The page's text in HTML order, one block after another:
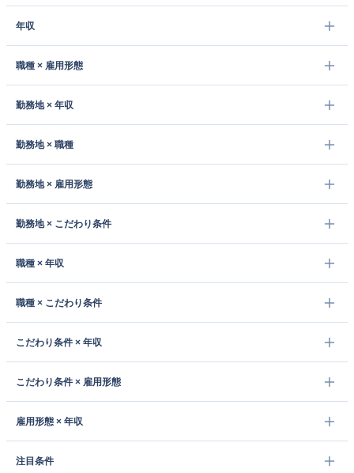
年収
職種 × 雇用形態
勤務地 × 年収
勤務地 × 職種
勤務地 × 雇用形態
勤務地 × こだわり条件
職種 × 年収
職種 × こだわり条件
こだわり条件 × 年収
こだわり条件 × 雇用形態
雇用形態 × 年収
注目条件